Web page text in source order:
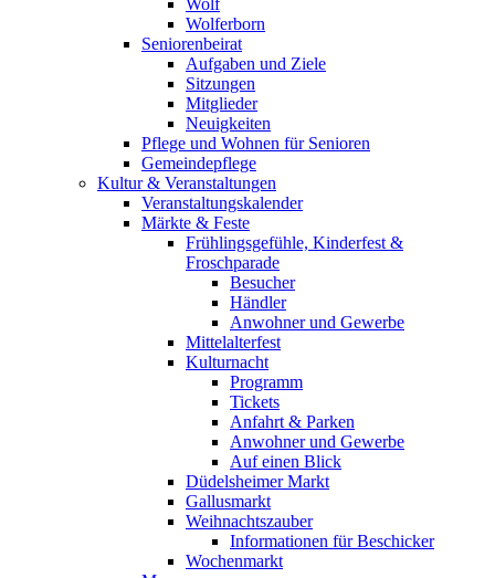
Wolf
Wolferborn
Seniorenbeirat
Aufgaben und Ziele
Sitzungen
Mitglieder
Neuigkeiten
Pflege und Wohnen für Senioren
Gemeindepflege
Kultur & Veranstaltungen
Veranstaltungskalender
Märkte & Feste
Frühlingsgefühle, Kinderfest &
Froschparade
Besucher
Händler
Anwohner und Gewerbe
Mittelalterfest
Kulturnacht
Programm
Tickets
Anfahrt & Parken
Anwohner und Gewerbe
Auf einen Blick
Düdelsheimer Markt
Gallusmarkt
Weihnachtszauber
Informationen für Beschicker
Wochenmarkt